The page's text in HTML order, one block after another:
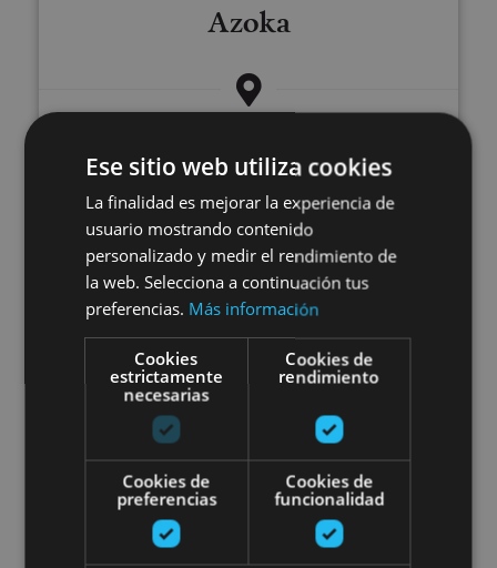
Azoka
Herri-kiroleko jaia Urdazubin
22 AGO
Herri-kiroleko jaia Urdazubin
Ese sitio web utiliza cookies
La finalidad es mejorar la experiencia de
usuario mostrando contenido
personalizado y medir el rendimiento de
la web. Selecciona a continuación tus
preferencias. Más información
Cookies
estrictamente
necesarias
Cookies de
rendimiento
Cookies de
preferencias
Cookies de
funcionalidad